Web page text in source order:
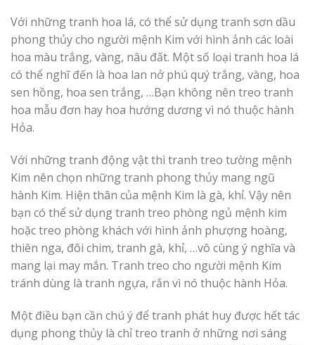
Với những tranh hoa lá, có thể sử dụng tranh sơn dầu
phong thủy cho người mệnh Kim với hình ảnh các loài
hoa màu trắng, vàng, nâu đất. Một số loại tranh hoa lá
có thể nghĩ đến là hoa lan nở phú quý trắng, vàng, hoa
sen hồng, hoa sen trắng, …Bạn không nên treo tranh
hoa mẫu đơn hay hoa hướng dương vì nó thuộc hành
Hỏa.
Với những tranh động vật thì tranh treo tường mệnh
Kim nên chọn những tranh phong thủy mang ngũ
hành Kim. Hiện thân của mệnh Kim là gà, khỉ. Vậy nên
bạn có thể sử dụng tranh treo phòng ngủ mệnh kim
hoặc treo phòng khách với hình ảnh phượng hoàng,
thiên nga, đôi chim, tranh gà, khỉ, …vô cùng ý nghĩa và
mang lại may mắn. Tranh treo cho người mệnh Kim
tránh dùng là tranh ngựa, rắn vì nó thuộc hành Hỏa.
Một điều bạn cần chú ý để tranh phát huy được hết tác
dụng phong thủy là chỉ treo tranh ở những nơi sáng